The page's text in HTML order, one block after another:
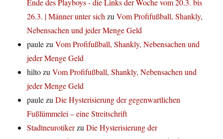
Ende des Playboys - die Links der Woche vom 20.3. bis
26.3. | Männer unter sichzuVom Profifußball, Shankly,
Nebensachen und jeder Menge Geld
paulezuVom Profifußball, Shankly, Nebensachen und
jeder Menge Geld
hiltozuVom Profifußball, Shankly, Nebensachen und
jeder Menge Geld
paulezuDie Hysterisierung der gegenwartlichen
Fußlümmelei – eine Streitschrift
StadtneurotikerzuDie Hysterisierung der